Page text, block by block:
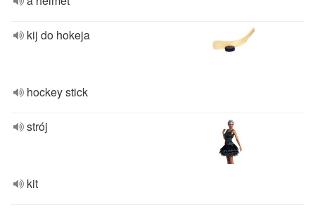
kij do hokeja
hockey stick
strój
kit